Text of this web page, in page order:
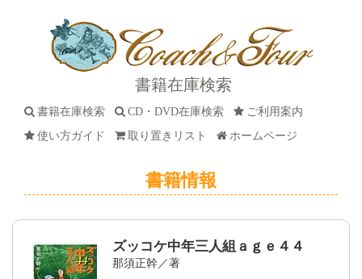
書籍在庫検索
書籍在庫検索 CD・DVD在庫検索
ご利用案内
使い方ガイド
取り置きリスト ホームページ
書籍情報
ズッコケ中年三人組ａｇｅ４４
那須正幹／著